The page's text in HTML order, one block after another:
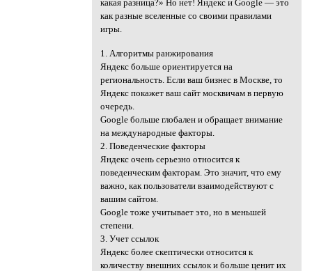
какая разница?» Но нет! Яндекс и Google — это
как разные вселенные со своими правилами
игры.
1. Алгоритмы ранжирования
Яндекс больше ориентируется на
региональность. Если ваш бизнес в Москве, то
Яндекс покажет ваш сайт москвичам в первую
очередь.
Google больше глобален и обращает внимание
на международные факторы.
2. Поведенческие факторы
Яндекс очень серьезно относится к
поведенческим факторам. Это значит, что ему
важно, как пользователи взаимодействуют с
вашим сайтом.
Google тоже учитывает это, но в меньшей
степени.
3. Учет ссылок
Яндекс более скептически относится к
количеству внешних ссылок и больше ценит их